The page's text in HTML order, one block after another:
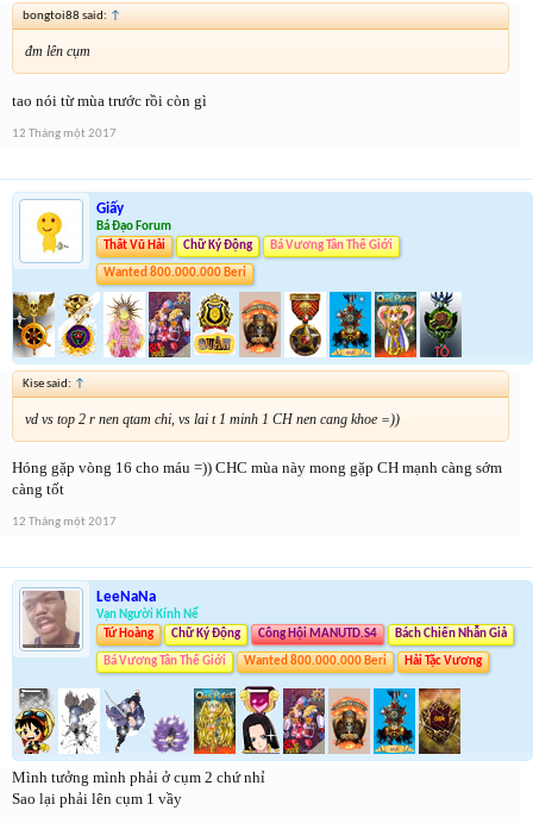
bongtoi88 said: ↑
đm lên cụm
tao nói từ mùa trước rồi còn gì
12 Tháng một 2017
Giấy
Bá Đạo Forum
Thất Vũ Hải
Chữ Ký Động Bá Vương Tân Thế Giới
Wanted 800.000.000 Beri
Kise said: ↑
vd vs top 2 r nen qtam chi, vs lai t 1 minh 1 CH nen cang khoe =))
Hóng gặp vòng 16 cho máu =)) CHC mùa này mong gặp CH mạnh càng sớm
càng tốt
12 Tháng một 2017
LeeNaNa
Vạn Người Kính Nể
Tứ Hoàng
Chữ Ký Động Công Hội MANUTD.S4 Bách Chiến Nhẫn Giả
Bá Vương Tân Thế Giới Wanted 800.000.000 Beri Hải Tặc Vương
Mình tưởng mình phải ở cụm 2 chứ nhỉ
Sao lại phải lên cụm 1 vầy